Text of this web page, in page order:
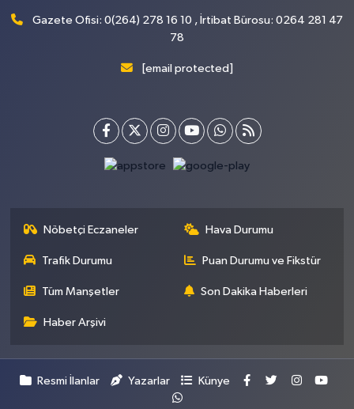
Gazete Ofisi: 0(264) 278 16 10 , İrtibat Bürosu: 0264 281 47
78
[email protected]
Nöbetçi Eczaneler Hava Durumu
Trafik Durumu Puan Durumu ve Fikstür
Tüm Manşetler Son Dakika Haberleri
Haber Arşivi
Resmi İlanlar Yazarlar Künye